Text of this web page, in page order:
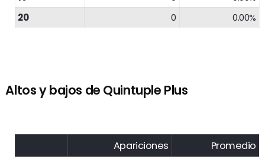
20
0 0.00%
Altos y bajos de Quintuple Plus
Apariciones Promedio